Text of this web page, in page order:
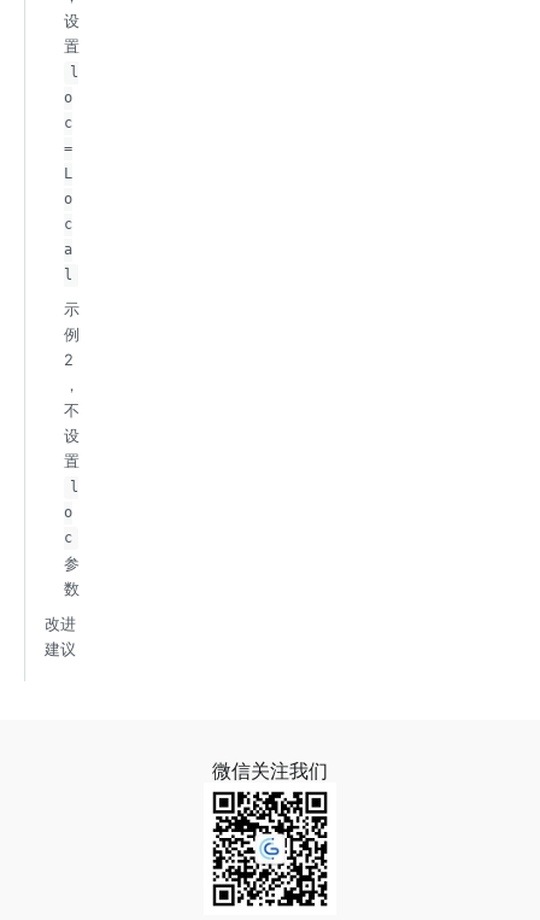
设
置
l
o
c
=
L
o
c
a
l
示
例
2
，
不
设
置
l
o
c
参
数
改进
建议
微信关注我们